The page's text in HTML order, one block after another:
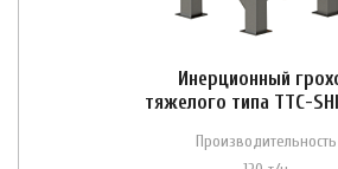
Инерционный
тяжелого типа ТТС-
Производительность